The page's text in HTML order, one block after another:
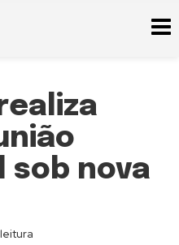
realiza
sob nova